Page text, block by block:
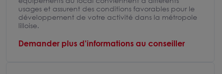
usages et assurent des conditions favorables pour le
développement de votre activité dans la métropole
lilloise.
Demander plus d'informations au conseiller